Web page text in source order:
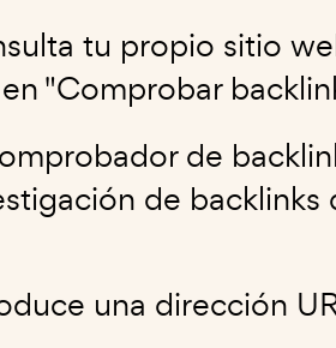
tu propio sitio
"Comprobar
de
de backlinks
una dirección